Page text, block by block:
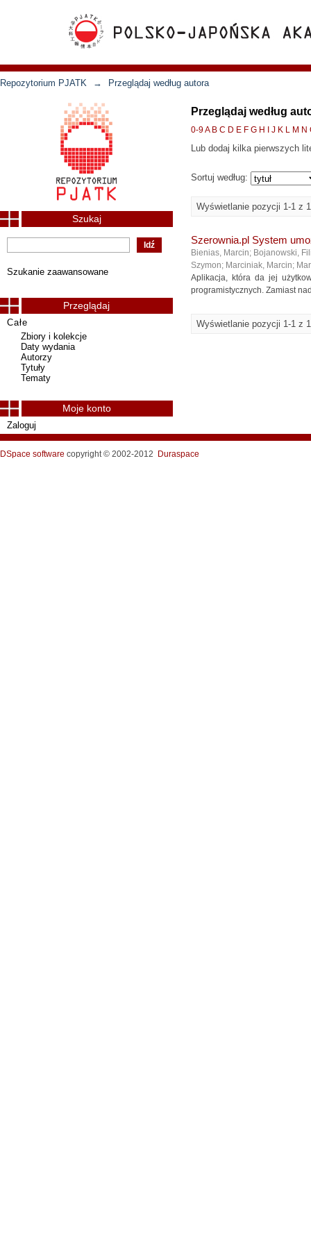
Repozytorium PJATK → Przeglądaj według autora
Przeglądaj według
0-9A B C D E F G H J K L M N
Lub dodaj kilka pierwszych
Sortuj według:
Wyświetlanie pozycji 1-1 z 1
Szerownia.pl System
Bienias, Marcin; Bojanowski,
Szymon; Marciniak, Marcin;
Aplikacja, która da jej
programistycznych. Zamiast
Wyświetlanie pozycji 1-1 z 1
Szukaj
Szukanie zaawansowane
Przeglądaj
Całe
Zbiory i kolekcje
Daty wydania
Autorzy
Tytuły
Tematy
Moje konto
Zaloguj
DSpace software copyright © 2002-2012 Duraspace